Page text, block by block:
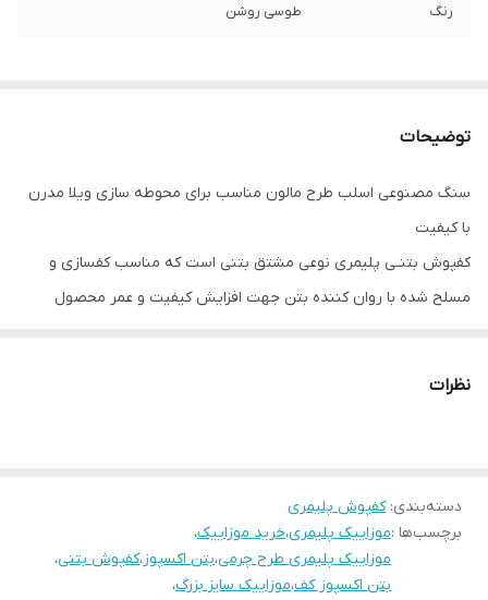
رنگ طوسی روشن
توضیحات
سنگ مصنوعی اسلب طرح مالون مناسب برای محوطه سازی ویلا مدرن
با کیفیت
کفپوش بتنـی پلیمری نوعی مشتق بتنی است که مناسب کفسازی و
مسلح شده با روان کننده بتن جهت افزایش کیفیت و عمر محصول
توجه به رزین مصرفی عمر بالایی در دمای هوا سردسیر دارد
رنگ دوده چین این محصول مطابق با عکس می باشد.
نظرات
دسته‌بندی:کفپوش پلیمری
برچسب‌ها :موزاییک پلیمری،خرید موزاییک،
موزاییک پلیمری طرح چرمی،بتن اکسپوز،کفپوش بتنی،
بتن اکسپوز کف،موزاییک سایز بزرگ،